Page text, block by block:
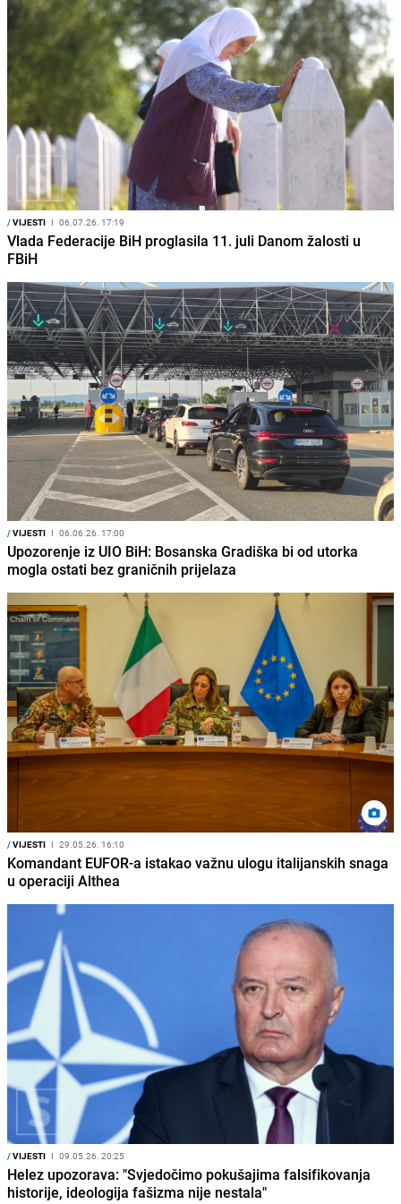
/VIJESTI I 06.07.26. 17:19
Vlada Federacije BiH proglasila 11. juli Danom žalosti u
FBiH
/VIJESTI I 06.06.26. 17:00
Upozorenje iz UIO BiH: Bosanska Gradiška bi od utorka
mogla ostati bez graničnih prijelaza
/VIJESTI I 29.05.26. 16:10
Komandant EUFOR-a istakao važnu ulogu italijanskih snaga
u operaciji Althea
/VIJESTI I 09.05.26. 20:25
Helez upozorava: "Svjedočimo pokušajima falsifikovanja
historije, ideologija fašizma nije nestala"